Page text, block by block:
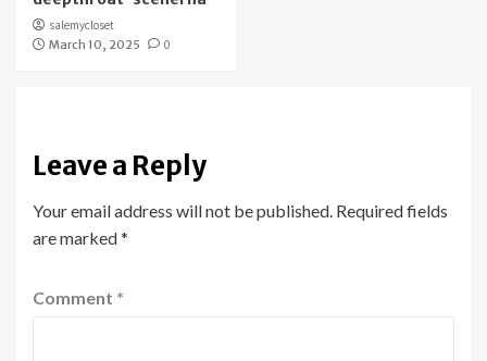
salemycloset
March 10, 2025
0
Leave a Reply
Your email address will not be published. Required fields
are marked*
Comment *